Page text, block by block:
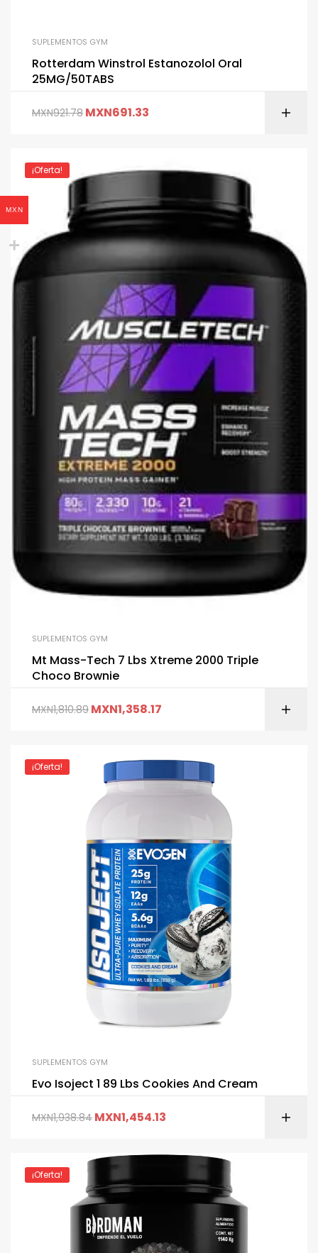
SUPLEMENTOS GYM
Rotterdam Winstrol Estanozolol Oral
25MG/50TABS
MXN921.78 MXN691.33
¡Oferta!
SUPLEMENTOS GYM
Mt Mass-Tech 7 Lbs Xtreme 2000 Triple
Choco Brownie
MXN1,810.89 MXN1,358.17
¡Oferta!
SUPLEMENTOS GYM
Evo Isoject 1 89 Lbs Cookies And Cream
MXN1,938.84 MXN1,454.13
¡Oferta!
MXN